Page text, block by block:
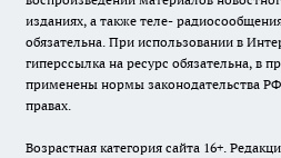
изданиях, а также теле-
обязательна. При использовании в
гиперссылка на ресурс обязательна, в
применены нормы законодательства
правах.
Возрастная категория сайта 16+.